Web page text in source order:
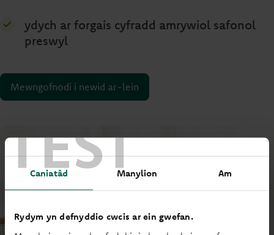
TEST
Caniatâd Manylion Am
Rydym yn defnyddio cwcis ar ein gwefan.
ydych ar forgais cyfradd amrywiol safonol
preswyl
Mewngofnodi i newid ar-lein